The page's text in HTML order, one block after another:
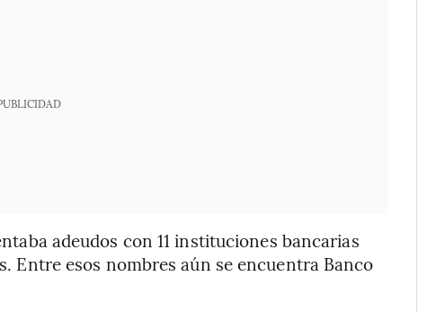
adeudos con 11 instituciones bancarias
Entre esos nombres aún se encuentra Banco